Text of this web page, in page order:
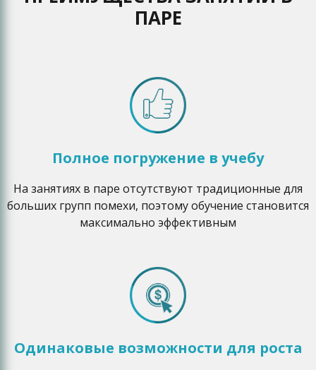
понимания обучающимися
теоретического материала и
ЕГЭ обязаны выполнять все домашние задания.
Выполненные задания они присылают
преподавателю на электронную почту в виде
постоянно поддерживают с учениками связь.
ПАРЕ
Полное погружение в учебу
На занятиях в паре отсутствуют традиционные для
больших групп помехи, поэтому обучение становится
максимально эффективным
Одинаковые возможности для роста